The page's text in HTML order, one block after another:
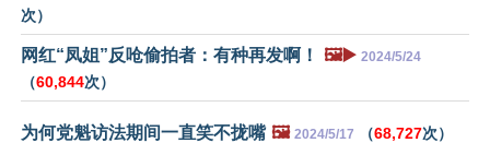
次）
网红“凤姐”反呛偷拍者：有种再发啊！ 🖼️▶️ 2024/5/24
（60,844次）
为何党魁访法期间一直笑不拢嘴 🖼️ 2024/5/17 （68,727次）